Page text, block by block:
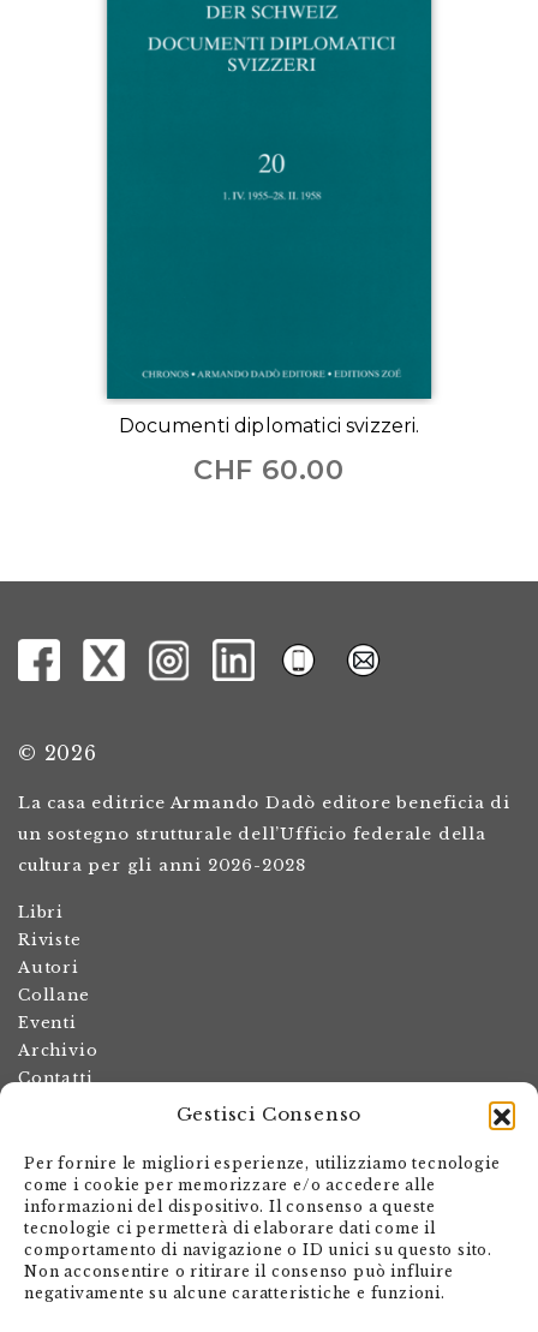
Gestisci Consenso
Per fornire le migliori esperienze, utilizziamo tecnologie
come i cookie per memorizzare e/o accedere alle
informazioni del dispositivo. Il consenso a queste
tecnologie ci permetterà di elaborare dati come il
comportamento di navigazione o ID unici su questo sito.
Non acconsentire o ritirare il consenso può influire
negativamente su alcune caratteristiche e funzioni.
Documenti diplomatici svizzeri.
CHF 60.00
© 2026
La casa editrice Armando Dadò editore beneficia di
un sostegno strutturale dell’Ufficio federale della
cultura per gli anni 2026-2028
Libri
Riviste
Autori
Collane
Eventi
Archivio
Contatti
Termini e condizioni
Spese di spedizione
Politica dei resi
Informativa sulla privacy
Il mio account
Carrello